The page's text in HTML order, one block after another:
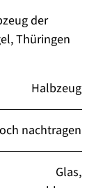
der
Thüringen
Halbzeug
nachtragen
Glas,